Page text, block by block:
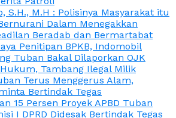
S.H., M.H : Polisinya Masyarakat itu
Dalam Menegakkan
Beradab dan Bermartabat
Penitipan BPKB, Indomobil
Tuban Bakal Dilaporkan OJK
Tambang Ilegal Milik
Terus Menggerus Alam,
Bertindak Tegas
15 Persen Proyek APBD Tuban
I DPRD Didesak Bertindak Tegas